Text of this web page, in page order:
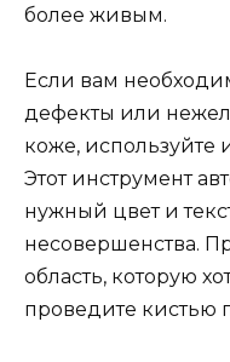
более живым.
Если вам
дефекты или
коже, используйте
Этот инструмент
нужный цвет и
несовершенства.
область, которую
проведите кистью